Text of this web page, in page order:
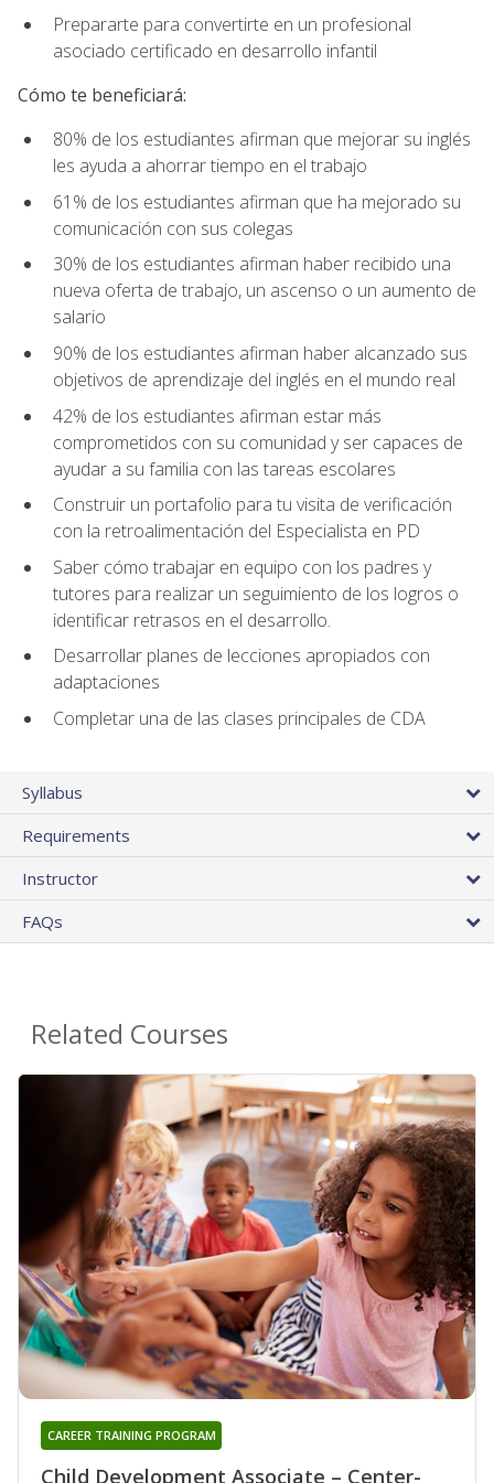
Prepararte para convertirte en un profesional
asociado certificado en desarrollo infantil
Cómo te beneficiará:
80% de los estudiantes afirman que mejorar su inglés
les ayuda a ahorrar tiempo en el trabajo
61% de los estudiantes afirman que ha mejorado su
comunicación con sus colegas
30% de los estudiantes afirman haber recibido una
nueva oferta de trabajo, un ascenso o un aumento de
salario
90% de los estudiantes afirman haber alcanzado sus
objetivos de aprendizaje del inglés en el mundo real
42% de los estudiantes afirman estar más
comprometidos con su comunidad y ser capaces de
ayudar a su familia con las tareas escolares
Construir un portafolio para tu visita de verificación
con la retroalimentación del Especialista en PD
Saber cómo trabajar en equipo con los padres y
tutores para realizar un seguimiento de los logros o
identificar retrasos en el desarrollo.
Desarrollar planes de lecciones apropiados con
adaptaciones
Completar una de las clases principales de CDA
Syllabus
Requirements
Instructor
FAQs
Related Courses
Child Development Associate – Center-
CAREER TRAINING PROGRAM